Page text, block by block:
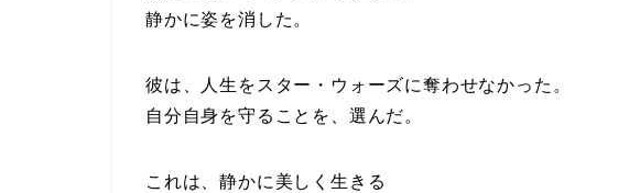
静かに姿を消した。
彼は、人生をスター・ウォーズに奪わせなかった。
自分自身を守ることを、選んだ。
これは、静かに美しく生きる